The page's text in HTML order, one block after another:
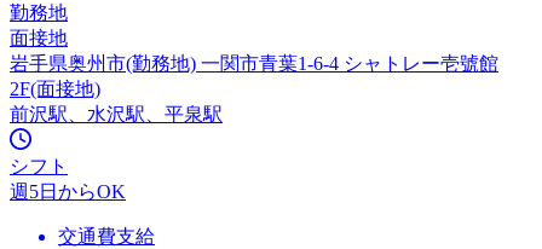
勤務地
面接地
岩手県奥州市(勤務地) 一関市青葉1-6-4 シャトレー壱號館
2F(面接地)
前沢駅、水沢駅、平泉駅
シフト
週5日からOK
交通費支給